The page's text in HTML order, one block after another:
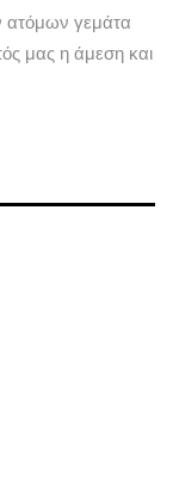
ατόμων γεμάτα
μας η άμεση και